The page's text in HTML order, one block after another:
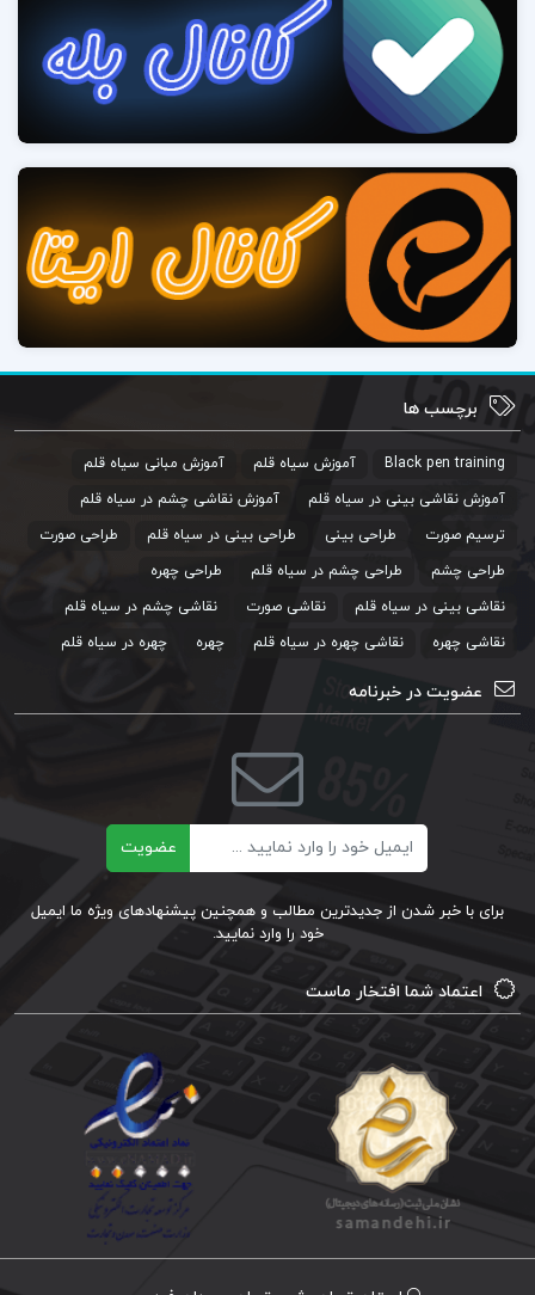
برچسب ها
Black pen training آموزش سیاه قلم
آموزش مبانی سیاه قلم
آموزش نقاشی بینی در سیاه قلم
آموزش نقاشی چشم در سیاه قلم
ترسیم صورت
طراحی بینی طراحی بینی در سیاه قلم
طراحی صورت
طراحی چشم
طراحی چشم در سیاه قلم
طراحی چهره
نقاشی بینی در سیاه قلم
نقاشی صورت
نقاشی چشم در سیاه قلم
نقاشی چهره
نقاشی چهره در سیاه قلم چهره چهره در سیاه قلم
عضویت در خبرنامه
عضویت
برای با خبر شدن از جدیدترین مطالب و همچنین پیشنهادهای ویژه ما ایمیل
خود را وارد نمایید.
اعتماد شما افتخار ماست